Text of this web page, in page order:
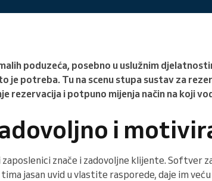
poduzeća, posebno u uslužnim
je potreba. Tu na scenu stupa sustav za
rezervacija i potpuno mijenja način na koji
i
zaposlenici znače i zadovoljne klijente. Softver
jasan uvid u vlastite rasporede, daje im